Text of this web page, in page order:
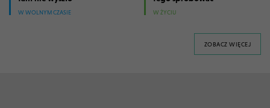
W WOLNYM CZASIE W ŻYCIU
ZOBACZ WIĘCEJ